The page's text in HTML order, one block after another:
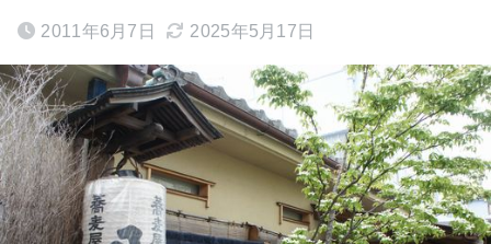
2011年6月7日 2025年5月17日